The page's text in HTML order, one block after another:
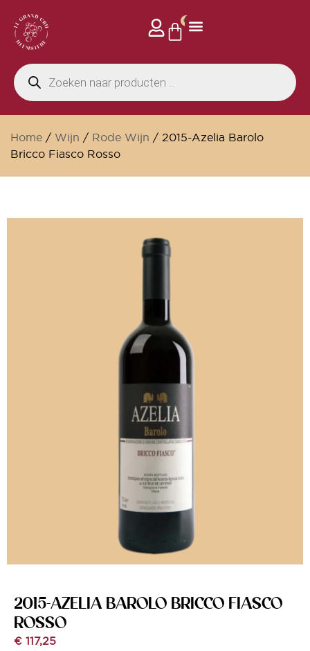
0
Home / Wijn / Rode Wijn / 2015-Azelia Barolo
Bricco Fiasco Rosso
2015-AZELIA BAROLO BRICCO FIASCO
ROSSO
€ 117,25